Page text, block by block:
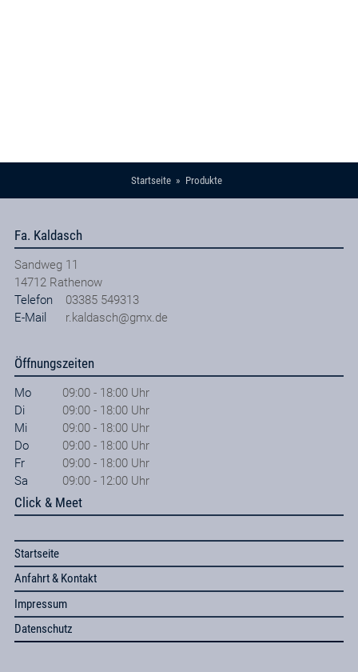
Startseite Produkte
Fa. Kaldasch
Sandweg 11
14712 Rathenow
Telefon
03385 549313
E-Mail
r.kaldasch@gmx.de
Öffnungszeiten
Mo
09:00 - 18:00 Uhr
Di
09:00 - 18:00 Uhr
Mi
09:00 - 18:00 Uhr
Do
09:00 - 18:00 Uhr
Fr
09:00 - 18:00 Uhr
Sa
09:00 - 12:00 Uhr
Click & Meet
Startseite
Anfahrt & Kontakt
Impressum
Datenschutz